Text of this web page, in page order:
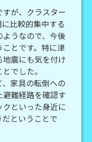
が、クラスター
比較的集中する
うなので、今後
とです。特に津
震にも気を付け
でした。
家具の転倒への
難経路を確認す
といった身近に
ということで